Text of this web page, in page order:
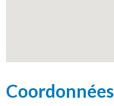
Coordonnées